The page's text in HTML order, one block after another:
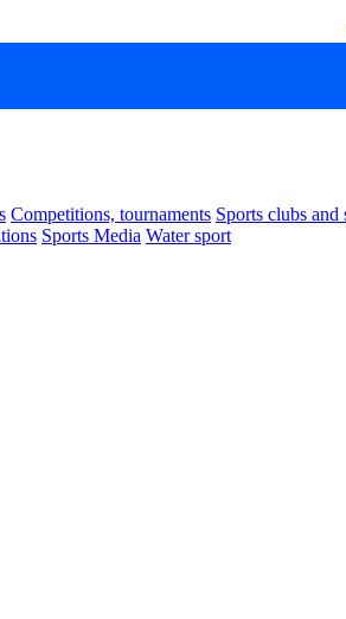
Competitions, tournaments Sports clubs and
Sports Media Water sport